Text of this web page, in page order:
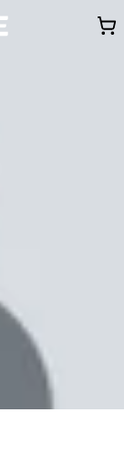
báo
Pin
thoải mái